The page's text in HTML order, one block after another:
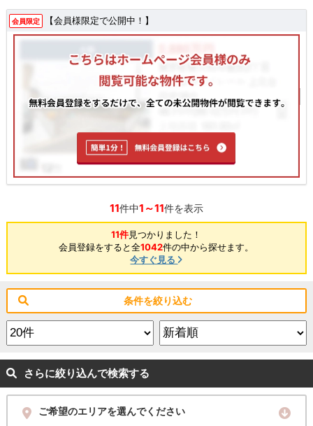
会員限定 【会員様限定で公開中！】
11件中1～11件を表示
11件見つかりました！
会員登録をすると全1042件の中から探せます。
今すぐ見る
条件を絞り込む
さらに絞り込んで検索する
ご希望のエリアを選んでください